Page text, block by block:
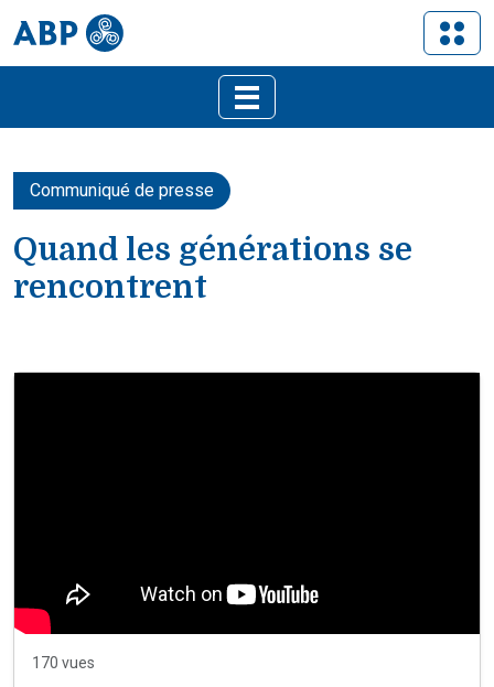
Communiqué de presse
Quand les générations se
rencontrent
170 vues